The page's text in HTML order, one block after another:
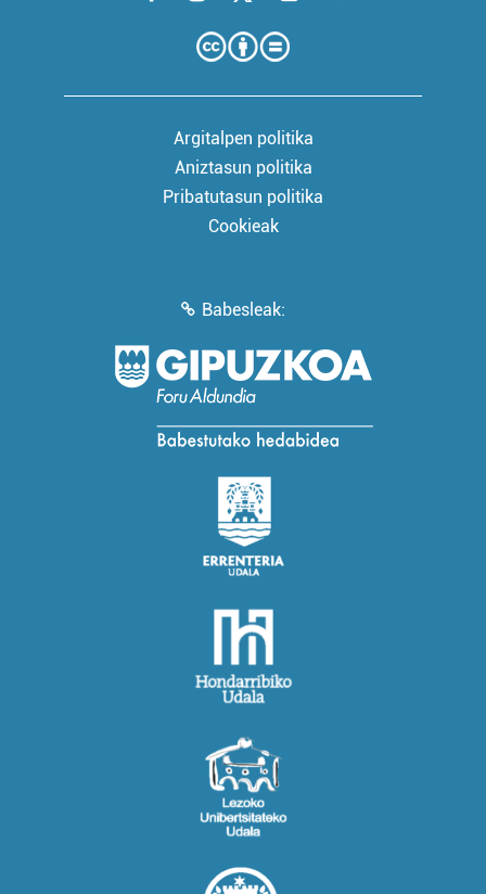
Argitalpen politika
Aniztasun politika
Pribatutasun politika
Cookieak
Babesleak: